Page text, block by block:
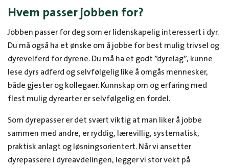
Hvem passer jobben for?
Jobben passer for deg som er lidenskapelig interessert i dyr.
Du må også ha et ønske om å jobbe for best mulig trivsel og
dyrevelferd for dyrene. Du må ha et godt ”dyrelag”, kunne
lese dyrs adferd og selvfølgelig like å omgås mennesker,
både gjester og kollegaer. Kunnskap om og erfaring med
flest mulig dyrearter er selvfølgelig en fordel.
Som dyrepasser er det svært viktig at man liker å jobbe
sammen med andre, er ryddig, lærevillig, systematisk,
praktisk anlagt og løsningsorientert. Når vi ansetter
dyrepassere i dyreavdelingen, legger vi stor vekt på